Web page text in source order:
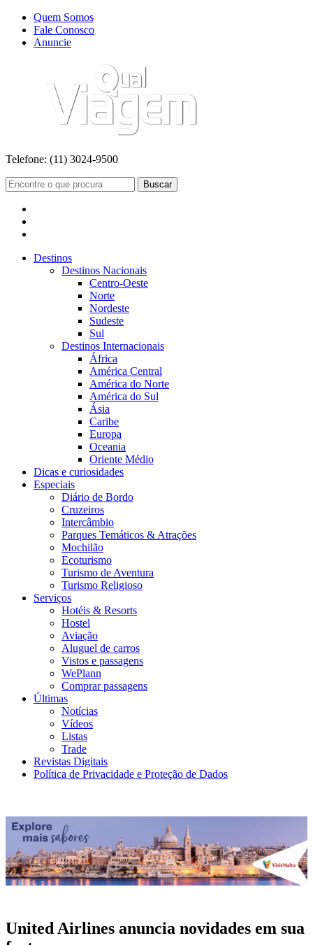
Quem Somos
Fale Conosco
Anuncie
Telefone: (11) 3024-9500
Buscar
Destinos
Destinos Nacionais
Centro-Oeste
Norte
Nordeste
Sudeste
Sul
Destinos Internacionais
África
América Central
América do Norte
América do Sul
Ásia
Caribe
Europa
Oceania
Oriente Médio
Dicas e curiosidades
Especiais
Diário de Bordo
Cruzeiros
Intercâmbio
Parques Temáticos & Atrações
Mochilão
Ecoturismo
Turismo de Aventura
Turismo Religioso
Serviços
Hotéis & Resorts
Hostel
Aviação
Aluguel de carros
Vistos e passagens
WePlann
Comprar passagens
Últimas
Notícias
Vídeos
Listas
Trade
Revistas Digitais
Política de Privacidade e Proteção de Dados
United Airlines anuncia novidades em sua